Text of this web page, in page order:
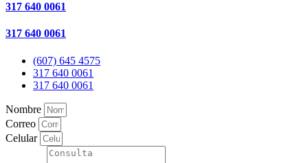
317 640 0061
317 640 0061
(607) 645 4575
317 640 0061
317 640 0061
Nombre
Correo
Celular